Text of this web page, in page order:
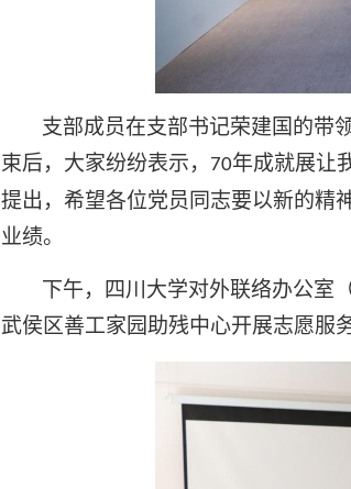
支部成员在支部书记荣建国的带
束后，大家纷纷表示，
70年成就展让
提出，希望各位党员同志要以新的精
业绩。
下午，四川大学对外联络办公室
武侯区善工家园助残中心开展志愿服